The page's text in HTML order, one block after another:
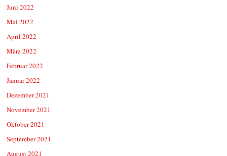
Juni 2022
Mai 2022
April 2022
März 2022
Februar 2022
Januar 2022
Dezember 2021
November 2021
Oktober 2021
September 2021
August 2021